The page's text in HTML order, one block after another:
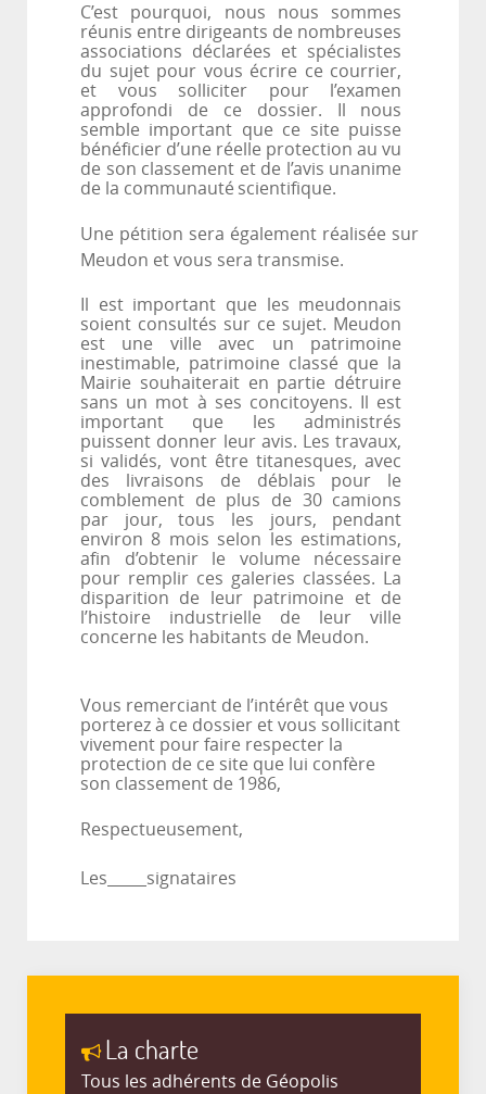
C’est pourquoi, nous nous sommes
réunis entre dirigeants de nombreuses
associations déclarées et spécialistes
du sujet pour vous écrire ce courrier,
et vous solliciter pour l’examen
approfondi de ce dossier. Il nous
semble important que ce site puisse
bénéficier d’une réelle protection au vu
de son classement et de l’avis unanime
de la communauté scientifique.
Une pétition sera également réalisée sur
Meudon et vous sera transmise.
Il est important que les meudonnais
soient consultés sur ce sujet. Meudon
est une ville avec un patrimoine
inestimable, patrimoine classé que la
Mairie souhaiterait en partie détruire
sans un mot à ses concitoyens. Il est
important que les administrés
puissent donner leur avis. Les travaux,
si validés, vont être titanesques, avec
des livraisons de déblais pour le
comblement de plus de 30 camions
par jour, tous les jours, pendant
environ 8 mois selon les estimations,
afin d’obtenir le volume nécessaire
pour remplir ces galeries classées. La
disparition de leur patrimoine et de
l’histoire industrielle de leur ville
concerne les habitants de Meudon.
Vous remerciant de l’intérêt que vous
porterez à ce dossier et vous sollicitant
vivement pour faire respecter la
protection de ce site que lui confère
son classement de 1986,
Respectueusement,
Les signataires
La charte
Tous les adhérents de Géopolis